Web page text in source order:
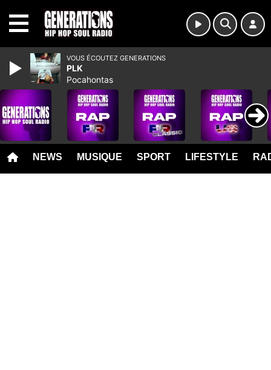
NEWS MUSIQUE SPORT LIFESTYLE
VOUS ÉCOUTEZ GENERATIONS
PLK
Pocahontas